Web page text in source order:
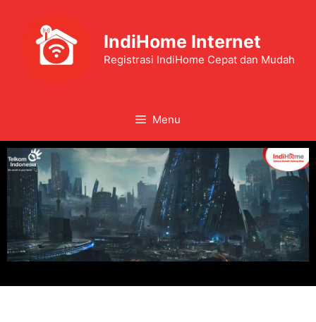
IndiHome Internet
Registrasi IndiHome Cepat dan Mudah
Menu